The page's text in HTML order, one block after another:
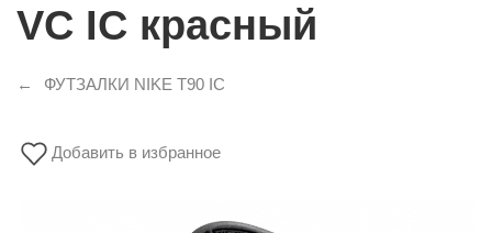
VC IC красный
ФУТЗАЛКИ NIKE T90 IC
Добавить в избранное